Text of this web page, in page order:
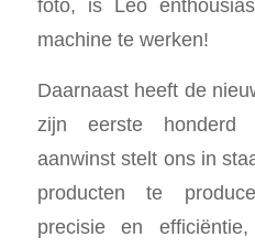
foto, is Leo
machine te werken!
Daarnaast heeft de
zijn eerste honderd
aanwinst stelt ons in
producten te
precisie en